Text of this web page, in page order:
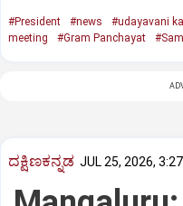
#President #news #udayavani
meeting
#Gram Panchayat
ದಕ್ಷಿಣಕನ್ನಡ JUL 25, 2026,